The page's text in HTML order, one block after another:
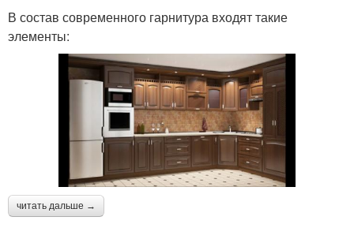
В состав современного гарнитура входят такие
элементы:
читать дальше →